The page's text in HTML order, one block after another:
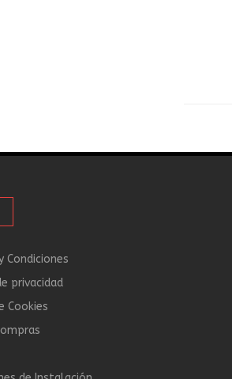
Condiciones
privacidad
Cookies